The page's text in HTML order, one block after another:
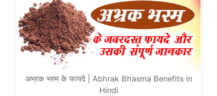
अभ्रक भस्म के फायदे | Abhrak Bhasma Benefits in
Hindi